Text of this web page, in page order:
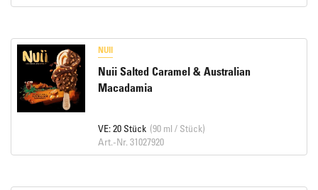
NUII
Nuii Salted Caramel & Australian
Macadamia
VE: 20 Stück (90 ml / Stück)
Art.-Nr. 31027920